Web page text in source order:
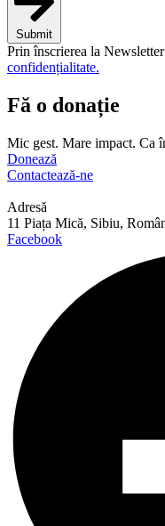
Submit
Prin înscrierea la
confidențialitate.
Fă o donație
Mic gest. Mare impact. Ca
Donează
Contactează-ne
Adresă
11 Piața Mică, Sibiu,
Facebook